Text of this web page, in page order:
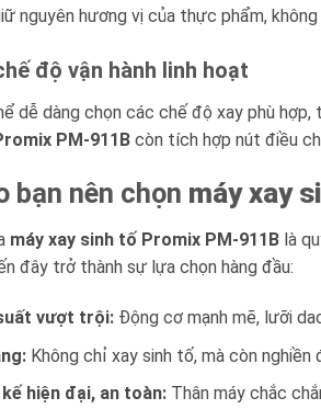
nguyên hương vị của thực phẩm,
độ vận hành linh hoạt
dễ dàng chọn các chế độ xay phù
PM-911B còn tích hợp nút điều
bạn nên chọn máy xay
máy xay sinh tố Promix PM-911B là
đây trở thành sự lựa chọn hàng đầu:
vượt trội:Động cơ mạnh mẽ, lưỡi
Không chỉ xay sinh tố, mà còn nghiền
hiện đại, an toàn:Thân máy chắc